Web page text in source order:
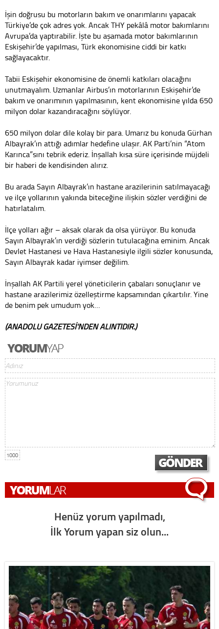
İşin doğrusu bu motorların bakım ve onarımlarını yapacak
Türkiye’de çok adres yok. Ancak THY pekâlâ motor bakımlarını
Avrupa’da yaptırabilir. İşte bu aşamada motor bakımlarının
Eskişehir’de yapılması, Türk ekonomisine ciddi bir katkı
sağlayacaktır.
Tabii Eskişehir ekonomisine de önemli katkıları olacağını
unutmayalım. Uzmanlar Airbus’ın motorlarının Eskişehir’de
bakım ve onarımının yapılmasının, kent ekonomisine yılda 650
milyon dolar kazandıracağını söylüyor.
650 milyon dolar dile kolay bir para. Umarız bu konuda Gürhan
Albayrak’ın attığı adımlar hedefine ulaşır. AK Parti’nin “Atom
Karınca”sını tebrik ederiz. İnşallah kısa süre içerisinde müjdeli
bir haberi de kendisinden alırız.
Bu arada Sayın Albayrak’ın hastane arazilerinin satılmayacağı
ve ilçe yollarının yakında biteceğine ilişkin sözler verdiğini de
hatırlatalım.
İlçe yolları ağır – aksak olarak da olsa yürüyor. Bu konuda
Sayın Albayrak’ın verdiği sözlerin tutulacağına eminim. Ancak
Devlet Hastanesi ve Hava Hastanesiyle ilgili sözler konusunda,
Sayın Albayrak kadar iyimser değilim.
İnşallah AK Partili yerel yöneticilerin çabaları sonuçlanır ve
hastane arazilerimiz özelleştirme kapsamından çıkartılır. Yine
de benim pek umudum yok…
(ANADOLU GAZETESİ'NDEN ALINTIDIR.)
1000
Henüz yorum yapılmadı,
İlk Yorum yapan siz olun...